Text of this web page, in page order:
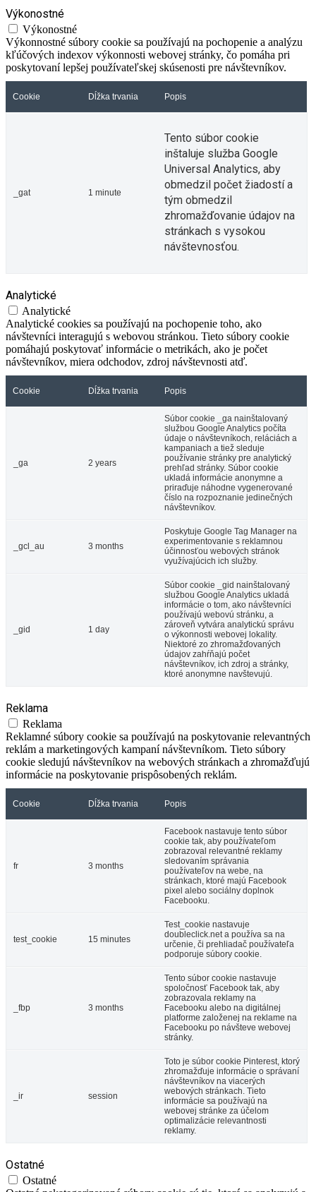
Výkonostné
Výkonostné
Výkonnostné súbory cookie sa používajú na pochopenie a analýzu
kľúčových indexov výkonnosti webovej stránky, čo pomáha pri
poskytovaní lepšej používateľskej skúsenosti pre návštevníkov.
Cookie Dĺžka trvania Popis
_gat 1 minute
Tento súbor cookie
inštaluje služba Google
Universal Analytics, aby
obmedzil počet žiadostí a
tým obmedzil
zhromažďovanie údajov na
stránkach s vysokou
návštevnosťou.
Analytické
Analytické
Analytické cookies sa používajú na pochopenie toho, ako
návštevníci interagujú s webovou stránkou. Tieto súbory cookie
pomáhajú poskytovať informácie o metrikách, ako je počet
návštevníkov, miera odchodov, zdroj návštevnosti atď.
Cookie Dĺžka trvania Popis
_ga 2 years
Súbor cookie _ga nainštalovaný
službou Google Analytics počíta
údaje o návštevníkoch, reláciách a
kampaniach a tiež sleduje
používanie stránky pre analytický
prehľad stránky. Súbor cookie
ukladá informácie anonymne a
priraďuje náhodne vygenerované
číslo na rozpoznanie jedinečných
návštevníkov.
_gcl_au 3 months
Poskytuje Google Tag Manager na
experimentovanie s reklamnou
účinnosťou webových stránok
využívajúcich ich služby.
_gid 1 day
Súbor cookie _gid nainštalovaný
službou Google Analytics ukladá
informácie o tom, ako návštevníci
používajú webovú stránku, a
zároveň vytvára analytickú správu
o výkonnosti webovej lokality.
Niektoré zo zhromažďovaných
údajov zahŕňajú počet
návštevníkov, ich zdroj a stránky,
ktoré anonymne navštevujú.
Reklama
Reklama
Reklamné súbory cookie sa používajú na poskytovanie relevantných
reklám a marketingových kampaní návštevníkom. Tieto súbory
cookie sledujú návštevníkov na webových stránkach a zhromažďujú
informácie na poskytovanie prispôsobených reklám.
Cookie Dĺžka trvania Popis
fr 3 months
Facebook nastavuje tento súbor
cookie tak, aby používateľom
zobrazoval relevantné reklamy
sledovaním správania
používateľov na webe, na
stránkach, ktoré majú Facebook
pixel alebo sociálny doplnok
Facebooku.
test_cookie 15 minutes
Test_cookie nastavuje
doubleclick.net a používa sa na
určenie, či prehliadač používateľa
podporuje súbory cookie.
_fbp 3 months
Tento súbor cookie nastavuje
spoločnosť Facebook tak, aby
zobrazovala reklamy na
Facebooku alebo na digitálnej
platforme založenej na reklame na
Facebooku po návšteve webovej
stránky.
_ir session
Toto je súbor cookie Pinterest, ktorý
zhromažďuje informácie o správaní
návštevníkov na viacerých
webových stránkach. Tieto
informácie sa používajú na
webovej stránke za účelom
optimalizácie relevantnosti
reklamy.
Ostatné
Ostatné